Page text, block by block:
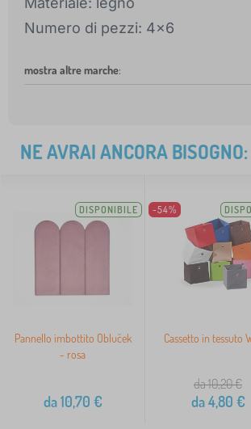
Numero di pezzi: 4x6
mostra altre marche:
NE AVRAI ANCORA BISOGNO:
DISPONIBILE
Pannello imbottito Obluček
- rosa
da10,70 €
-54%
Cassetto in tessuto
da 10,20€
da4,80 €